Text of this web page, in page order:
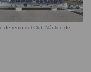
de remo del Club Náutico de